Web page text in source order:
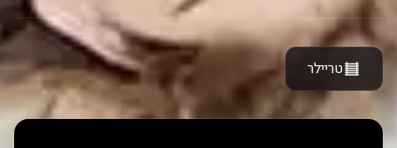
טריילר